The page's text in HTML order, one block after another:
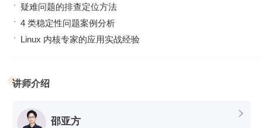
疑难问题的排查定位方法
4 类稳定性问题案例分析
Linux 内核专家的应用实战经验
讲师介绍
邵亚方
